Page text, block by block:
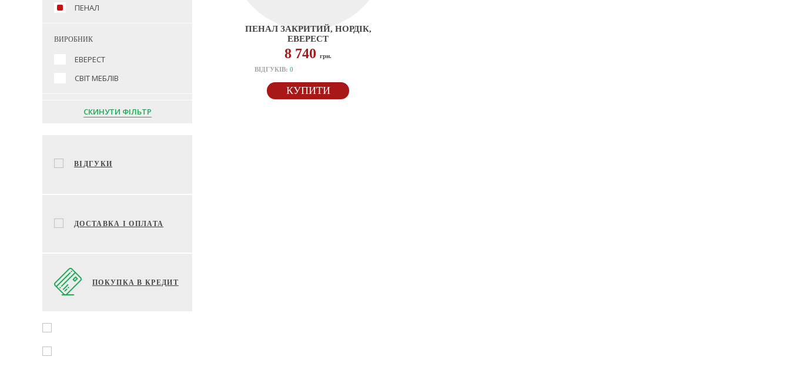
ПЕНАЛ
ВИРОБНИК
ЕВЕРЕСТ
СВІТ МЕБЛІВ
СКИНУТИ ФІЛЬТР
ВІДГУКИ
ДОСТАВКА І ОПЛАТА
ПОКУПКА В КРЕДИТ
ПЕНАЛ ЗАКРИТИЙ, НОРДІК,
ЕВЕРЕСТ
8 740 грн.
ВІДГУКІВ: 0
КУПИТИ